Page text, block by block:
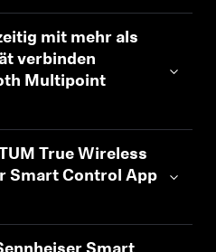
mit mehr als
verbinden
Multipoint
True Wireless
Smart Control App